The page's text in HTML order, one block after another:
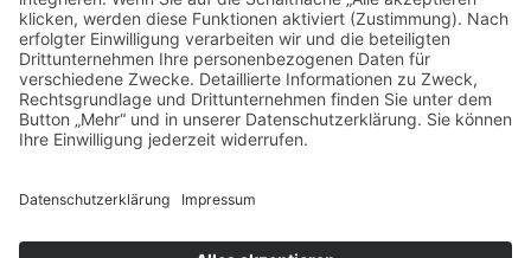
Datenschutz
Hinweisgeberschutz